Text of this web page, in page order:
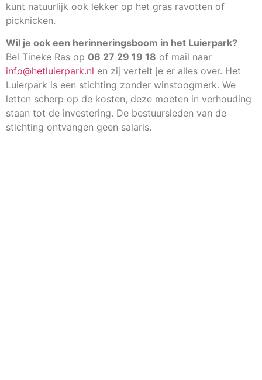
kunt natuurlijk ook lekker op het gras ravotten of
picknicken.
Wil je ook een herinneringsboom in het Luierpark?
Bel Tineke Ras op 06 27 29 19 18 of mail naar
info@hetluierpark.nl en zij vertelt je er alles over. Het
Luierpark is een stichting zonder winstoogmerk. We
letten scherp op de kosten, deze moeten in verhouding
staan tot de investering. De bestuursleden van de
stichting ontvangen geen salaris.